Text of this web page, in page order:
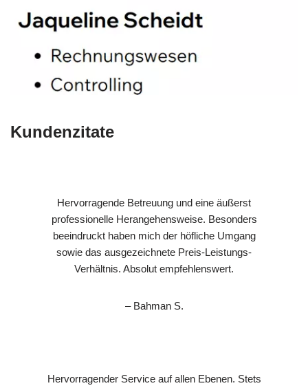
Kundenzitate
Hervorragende Betreuung und eine äußerst
professionelle Herangehensweise. Besonders
beeindruckt haben mich der höfliche Umgang
sowie das ausgezeichnete Preis-Leistungs-
Verhältnis. Absolut empfehlenswert.
– Bahman S.
Hervorragender Service auf allen Ebenen. Stets